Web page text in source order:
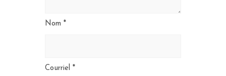
Nom *
Courriel *